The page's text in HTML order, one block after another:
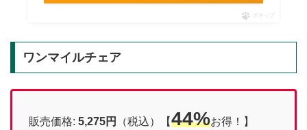
ポチップ
ワンマイルチェア
販売価格: 5,275円 （税込）【44%お得！】